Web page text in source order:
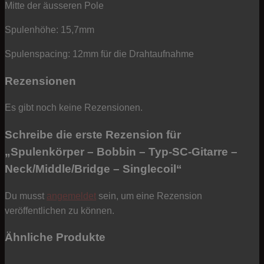
Mitte der äusseren Pole
Spulenhöhe: 15,7mm
Spulenspacing: 12mm für die Drahtaufnahme
Rezensionen
Es gibt noch keine Rezensionen.
Schreibe die erste Rezension für
„Spulenkörper – Bobbin – Typ-SC-Gitarre –
Neck/Middle/Bridge – Singlecoil“
Du musst angemeldet sein, um eine Rezension
veröffentlichen zu können.
Ähnliche Produkte